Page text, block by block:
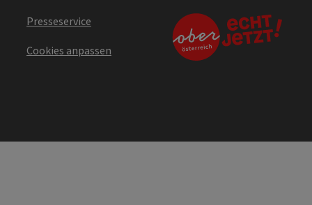
Presseservice
Cookies anpassen